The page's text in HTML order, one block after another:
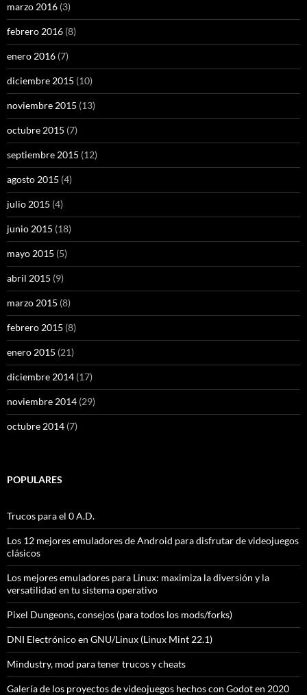
marzo 2016 (3)
febrero 2016 (8)
enero 2016 (7)
diciembre 2015 (10)
noviembre 2015 (13)
octubre 2015 (7)
septiembre 2015 (12)
agosto 2015 (4)
julio 2015 (4)
junio 2015 (18)
mayo 2015 (5)
abril 2015 (9)
marzo 2015 (8)
febrero 2015 (8)
enero 2015 (21)
diciembre 2014 (17)
noviembre 2014 (29)
octubre 2014 (7)
POPULARES
Trucos para el 0 A.D.
Los 12 mejores emuladores de Android para disfrutar de videojuegos
clásicos
Los mejores emuladores para Linux: maximiza la diversión y la
versatilidad en tu sistema operativo
Pixel Dungeons, consejos (para todos los mods/forks)
DNI Electrónico en GNU/Linux (Linux Mint 22.1)
Mindustry, mod para tener trucos y cheats
Galería de los proyectos de videojuegos hechos con Godot en 2020